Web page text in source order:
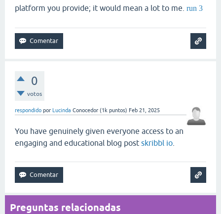
platform you provide; it would mean a lot to me. run 3
0
votos
respondido por Lucinda Conocedor (1k puntos) Feb 21, 2025
You have genuinely given everyone access to an
engaging and educational blog post skribbl io
Preguntas relacionadas